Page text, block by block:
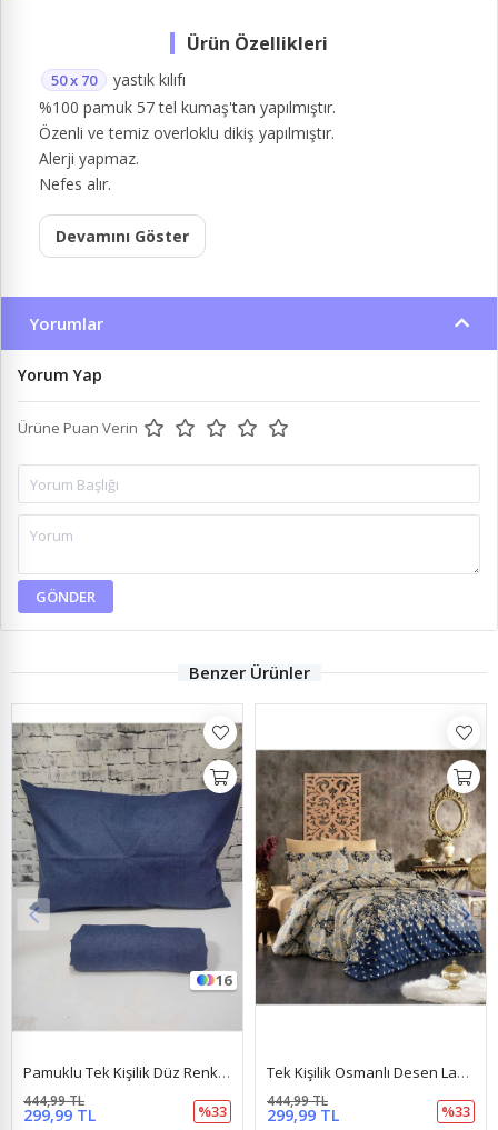
50 x 70
yastık kılıfı
%100 pamuk 57 tel kumaş'tan yapılmıştır.
Özenli ve temiz overloklu dikiş yapılmıştır.
Alerji yapmaz.
Nefes alır.
Devamını Göster
Yorumlar
Yorum Yap
Ürüne Puan Verin
GÖNDER
Benzer Ürünler
Pamuklu Tek Kişilik Düz Renk Lastikli Çarşaf Takımı Lacivert
%33
Tek Kişilik Osmanlı Desen Lastikli Çarşaf Takımı Lacivert
299,99 TL
444,99 TL
%33 299,99 TL
444,99 TL